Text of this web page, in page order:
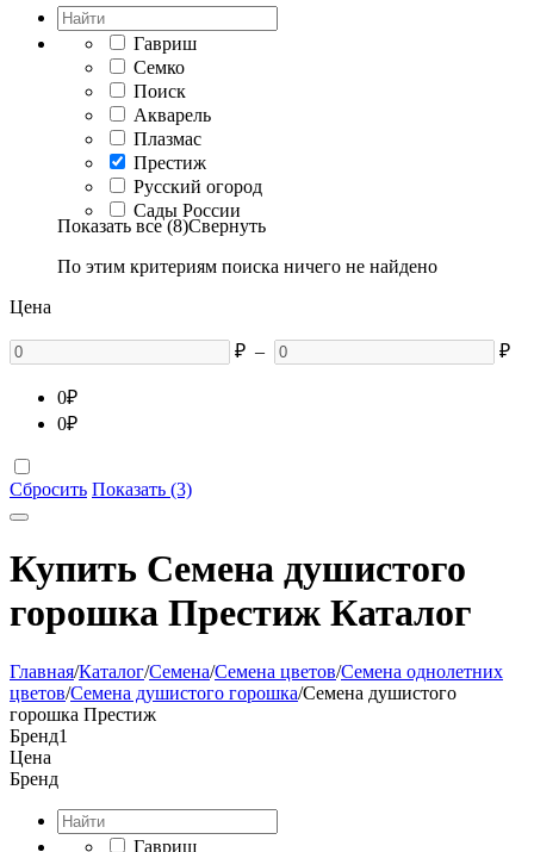
Гавриш
Семко
Поиск
Акварель
Плазмас
Престиж
Русский огород
Сады России
Показать все (8)Свернуть
По этим критериям поиска ничего не найдено
Цена
₽ – ₽
0₽
0₽
Сбросить Показать (3)
Купить Семена душистого
горошка Престиж Каталог
Главная/Каталог/Семена/Семена цветов/Семена однолетних
цветов/Семена душистого горошка/Семена душистого
горошка Престиж
Бренд1
Цена
Бренд
Гавриш